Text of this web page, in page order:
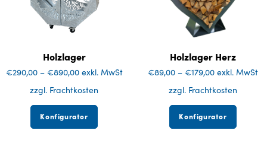
Holzlager
€290,00 – €890,00 exkl. MwSt
zzgl. Frachtkosten
Konfigurator
Holzlager Herz
€89,00 – €179,00 exkl. MwSt
zzgl. Frachtkosten
Konfigurator